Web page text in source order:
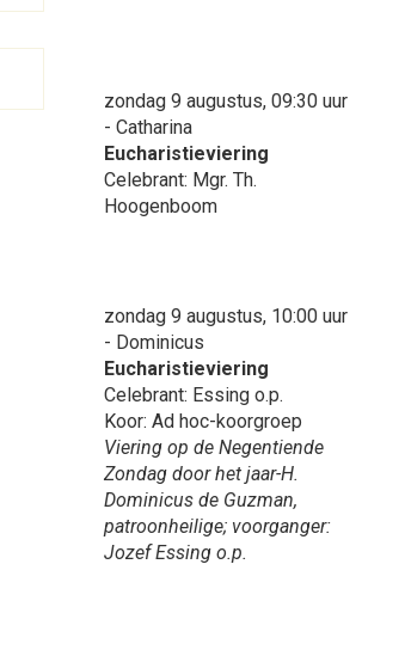
zondag 9 augustus, 09:30 uur
- Catharina
Eucharistieviering
Celebrant: Mgr. Th.
Hoogenboom
zondag 9 augustus, 10:00 uur
- Dominicus
Eucharistieviering
Celebrant: Essing o.p.
Koor: Ad hoc-koorgroep
Viering op de Negentiende
Zondag door het jaar-H.
Dominicus de Guzman,
patroonheilige; voorganger:
Jozef Essing o.p.